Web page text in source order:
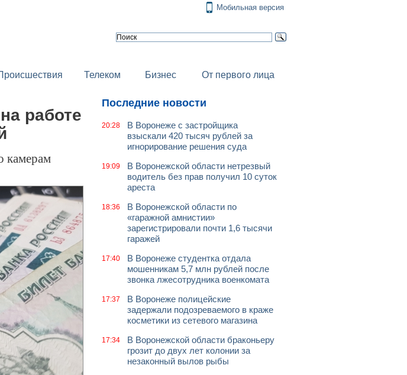
Мобильная версия
Телеком Бизнес От первого лица
работе
камерам
Последние новости
20:28
В Воронеже с застройщика
взыскали 420 тысяч рублей за
игнорирование решения суда
19:09
В Воронежской области нетрезвый
водитель без прав получил 10 суток
ареста
18:36
В Воронежской области по
«гаражной амнистии»
зарегистрировали почти 1,6 тысячи
гаражей
17:40
В Воронеже студентка отдала
мошенникам 5,7 млн рублей после
звонка лжесотрудника военкомата
17:37
В Воронеже полицейские
задержали подозреваемого в краже
косметики из сетевого магазина
17:34
В Воронежской области браконьеру
грозит до двух лет колонии за
незаконный вылов рыбы